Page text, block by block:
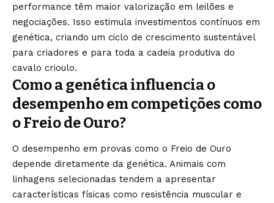
performance têm maior valorização em leilões e
negociações. Isso estimula investimentos contínuos em
genética, criando um ciclo de crescimento sustentável
para criadores e para toda a cadeia produtiva do
cavalo crioulo.
Como a genética influencia o
desempenho em competições como
o Freio de Ouro?
O desempenho em provas como o Freio de Ouro
depende diretamente da genética. Animais com
linhagens selecionadas tendem a apresentar
características físicas como resistência muscular e